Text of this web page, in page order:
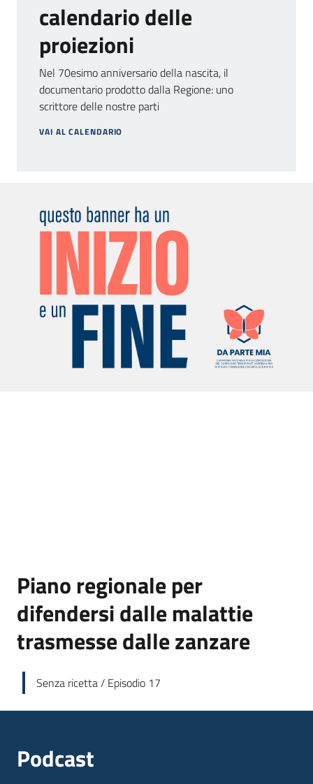
calendario delle
proiezioni
Nel 70esimo anniversario della nascita, il
documentario prodotto dalla Regione: uno
scrittore delle nostre parti
VAI AL CALENDARIO
Piano regionale per
difendersi dalle malattie
trasmesse dalle zanzare
Senza ricetta / Episodio 17
Podcast